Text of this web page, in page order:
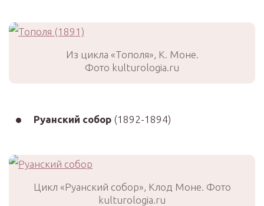
Из цикла «Тополя», К. Моне.
Фото kulturologia.ru
Руанский собор (1892-1894)
Цикл «Руанский собор», Клод Моне. Фото
kulturologia.ru